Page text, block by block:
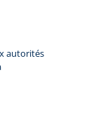
autorités